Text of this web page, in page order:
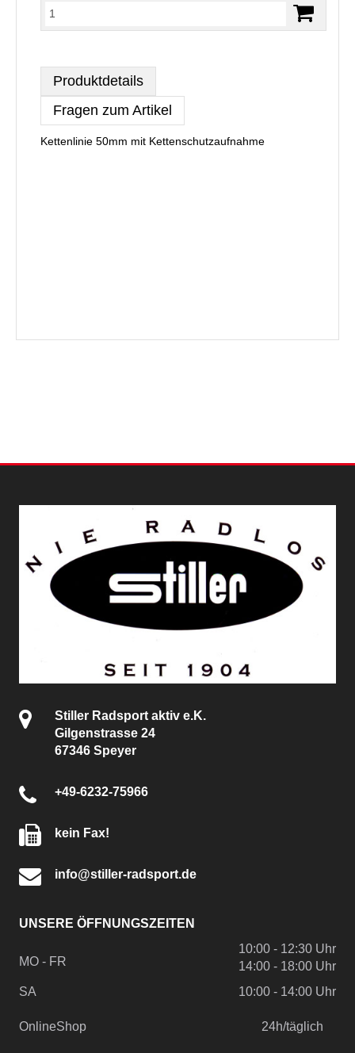
Produktdetails
Fragen zum Artikel
Kettenlinie 50mm mit Kettenschutzaufnahme
Stiller Radsport aktiv e.K.
Gilgenstrasse 24
67346 Speyer
+49-6232-75966
kein Fax!
info@stiller-radsport.de
UNSERE ÖFFNUNGSZEITEN
MO - FR
10:00 - 12:30 Uhr
14:00 - 18:00 Uhr
SA
10:00 - 14:00 Uhr
OnlineShop 24h/täglich